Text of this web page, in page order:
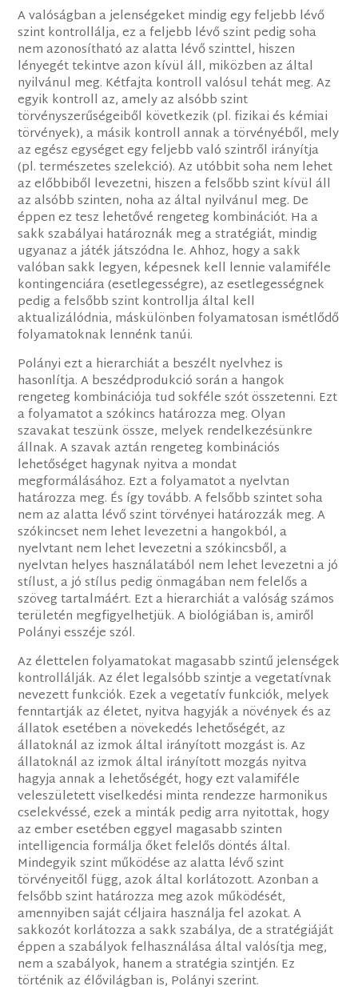
A valóságban a jelenségeket mindig egy feljebb lévő
szint kontrollálja, ez a feljebb lévő szint pedig soha
nem azonosítható az alatta lévő szinttel, hiszen
lényegét tekintve azon kívül áll, miközben az által
nyilvánul meg. Kétfajta kontroll valósul tehát meg. Az
egyik kontroll az, amely az alsóbb szint
törvényszerűségeiből következik (pl. fizikai és kémiai
törvények), a másik kontroll annak a törvényéből, mely
az egész egységet egy feljebb való szintről irányítja
(pl. természetes szelekció). Az utóbbit soha nem lehet
az előbbiből levezetni, hiszen a felsőbb szint kívül áll
az alsóbb szinten, noha az által nyilvánul meg. De
éppen ez tesz lehetővé rengeteg kombinációt. Ha a
sakk szabályai határoznák meg a stratégiát, mindig
ugyanaz a játék játszódna le. Ahhoz, hogy a sakk
valóban sakk legyen, képesnek kell lennie valamiféle
kontingenciára (esetlegességre), az esetlegességnek
pedig a felsőbb szint kontrollja által kell
aktualizálódnia, máskülönben folyamatosan ismétlődő
folyamatoknak lennénk tanúi.
Polányi ezt a hierarchiát a beszélt nyelvhez is
hasonlítja. A beszédprodukció során a hangok
rengeteg kombinációja tud sokféle szót összetenni. Ezt
a folyamatot a szókincs határozza meg. Olyan
szavakat teszünk össze, melyek rendelkezésünkre
állnak. A szavak aztán rengeteg kombinációs
lehetőséget hagynak nyitva a mondat
megformálásához. Ezt a folyamatot a nyelvtan
határozza meg. És így tovább. A felsőbb szintet soha
nem az alatta lévő szint törvényei határozzák meg. A
szókincset nem lehet levezetni a hangokból, a
nyelvtant nem lehet levezetni a szókincsből, a
nyelvtan helyes használatából nem lehet levezetni a jó
stílust, a jó stílus pedig önmagában nem felelős a
szöveg tartalmáért. Ezt a hierarchiát a valóság számos
területén megfigyelhetjük. A biológiában is, amiről
Polányi esszéje szól.
Az élettelen folyamatokat magasabb szintű jelenségek
kontrollálják. Az élet legalsóbb szintje a vegetatívnak
nevezett funkciók. Ezek a vegetatív funkciók, melyek
fenntartják az életet, nyitva hagyják a növények és az
állatok esetében a növekedés lehetőségét, az
állatoknál az izmok által irányított mozgást is. Az
állatoknál az izmok által irányított mozgás nyitva
hagyja annak a lehetőségét, hogy ezt valamiféle
veleszületett viselkedési minta rendezze harmonikus
cselekvéssé, ezek a minták pedig arra nyitottak, hogy
az ember esetében eggyel magasabb szinten
intelligencia formálja őket felelős döntés által.
Mindegyik szint működése az alatta lévő szint
törvényeitől függ, azok által korlátozott. Azonban a
felsőbb szint határozza meg azok működését,
amennyiben saját céljaira használja fel azokat. A
sakkozót korlátozza a sakk szabálya, de a stratégiáját
éppen a szabályok felhasználása által valósítja meg,
nem a szabályok, hanem a stratégia szintjén. Ez
történik az élővilágban is, Polányi szerint.